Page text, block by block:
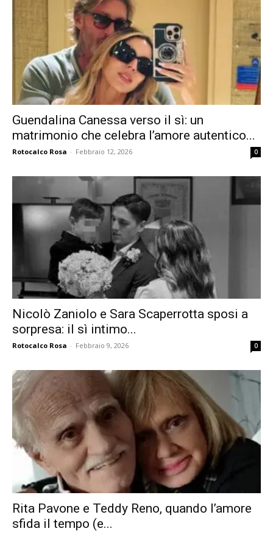
Guendalina Canessa verso il sì: un
matrimonio che celebra l’amore autentico...
Rotocalco Rosa - Febbraio 12, 2026 0
Nicolò Zaniolo e Sara Scaperrotta sposi a
sorpresa: il sì intimo...
Rotocalco Rosa - Febbraio 9, 2026 0
Rita Pavone e Teddy Reno, quando l’amore
sfida il tempo (e...